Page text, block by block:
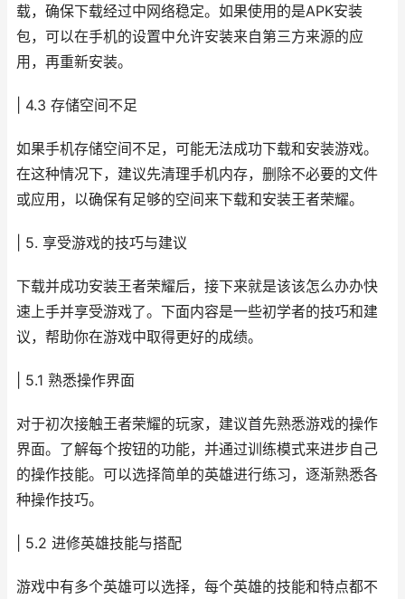
载，确保下载经过中网络稳定。如果使用的是APK安装
包，可以在手机的设置中允许安装来自第三方来源的应
用，再重新安装。
| 4.3 存储空间不足
如果手机存储空间不足，可能无法成功下载和安装游戏。
在这种情况下，建议先清理手机内存，删除不必要的文件
或应用，以确保有足够的空间来下载和安装王者荣耀。
| 5. 享受游戏的技巧与建议
下载并成功安装王者荣耀后，接下来就是该该怎么办办快
速上手并享受游戏了。下面内容是一些初学者的技巧和建
议，帮助你在游戏中取得更好的成绩。
| 5.1 熟悉操作界面
对于初次接触王者荣耀的玩家，建议首先熟悉游戏的操作
界面。了解每个按钮的功能，并通过训练模式来进步自己
的操作技能。可以选择简单的英雄进行练习，逐渐熟悉各
种操作技巧。
| 5.2 进修英雄技能与搭配
游戏中有多个英雄可以选择，每个英雄的技能和特点都不